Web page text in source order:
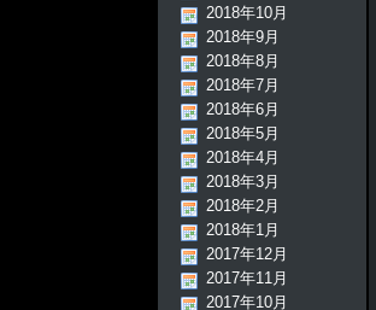
2018年10月
2018年9月
2018年8月
2018年7月
2018年6月
2018年5月
2018年4月
2018年3月
2018年2月
2018年1月
2017年12月
2017年11月
2017年10月